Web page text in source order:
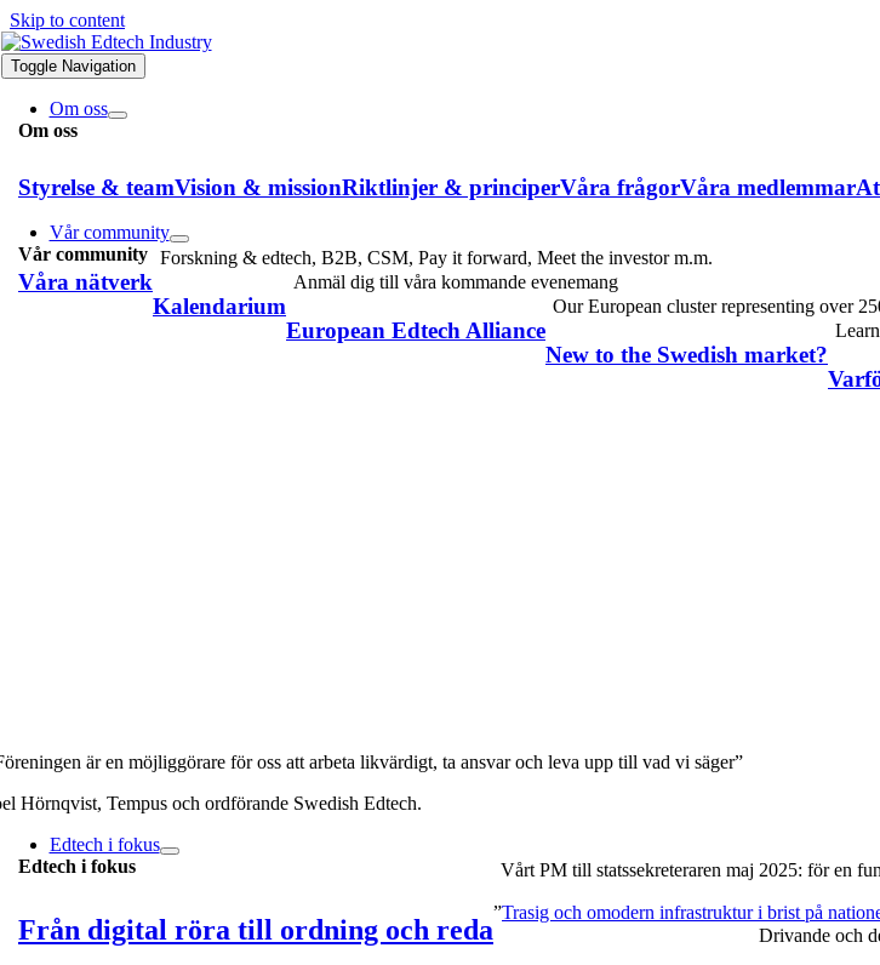
Skip to content
Toggle Navigation
Om oss
Om oss
Styrelse & teamVision & missionRiktlinjer & principerVåra frågorVåra medlemmar
Vår community
Vår community
Våra nätverk
Forskning & edtech, B2B, CSM, Pay it forward, Meet the investor m.m.
Kalendarium
Anmäl dig till våra kommande evenemang
European Edtech Alliance
Our European cluster representing over
New to the Swedish market?
är en möjliggörare för oss att arbeta likvärdigt, ta ansvar och leva upp till vad vi säger”
Hörnqvist, Tempus och ordförande Swedish Edtech.
Edtech i fokus
Edtech i fokus
Från digital röra till ordning och reda
Vårt PM till statssekreteraren maj 2025: för en
”Trasig och omodern infrastruktur i brist på
Drivande och